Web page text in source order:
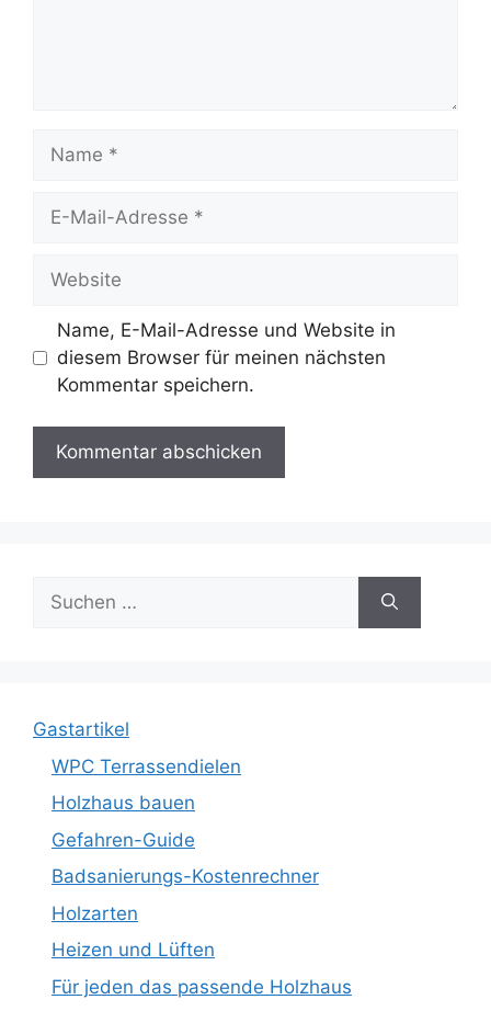
Mail-
Name, E-Mail-Adresse und Website in
diesem Browser für meinen nächsten
Kommentar speichern.
Suche
nach:
Gastartikel
WPC Terrassendielen
Holzhaus bauen
Gefahren-Guide
Badsanierungs-Kostenrechner
Holzarten
Heizen und Lüften
Für jeden das passende Holzhaus